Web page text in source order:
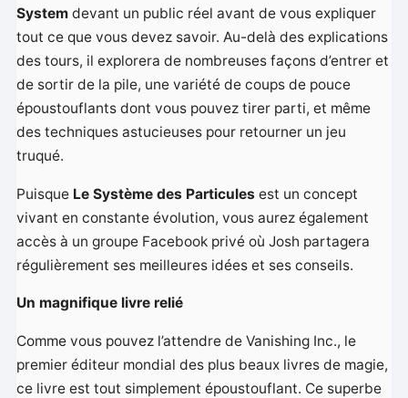
System devant un public réel avant de vous expliquer
tout ce que vous devez savoir. Au-delà des explications
des tours, il explorera de nombreuses façons d’entrer et
de sortir de la pile, une variété de coups de pouce
époustouflants dont vous pouvez tirer parti, et même
des techniques astucieuses pour retourner un jeu
truqué.
Puisque Le Système des Particules est un concept
vivant en constante évolution, vous aurez également
accès à un groupe Facebook privé où Josh partagera
régulièrement ses meilleures idées et ses conseils.
Un magnifique livre relié
Comme vous pouvez l’attendre de Vanishing Inc., le
premier éditeur mondial des plus beaux livres de magie,
ce livre est tout simplement époustouflant. Ce superbe